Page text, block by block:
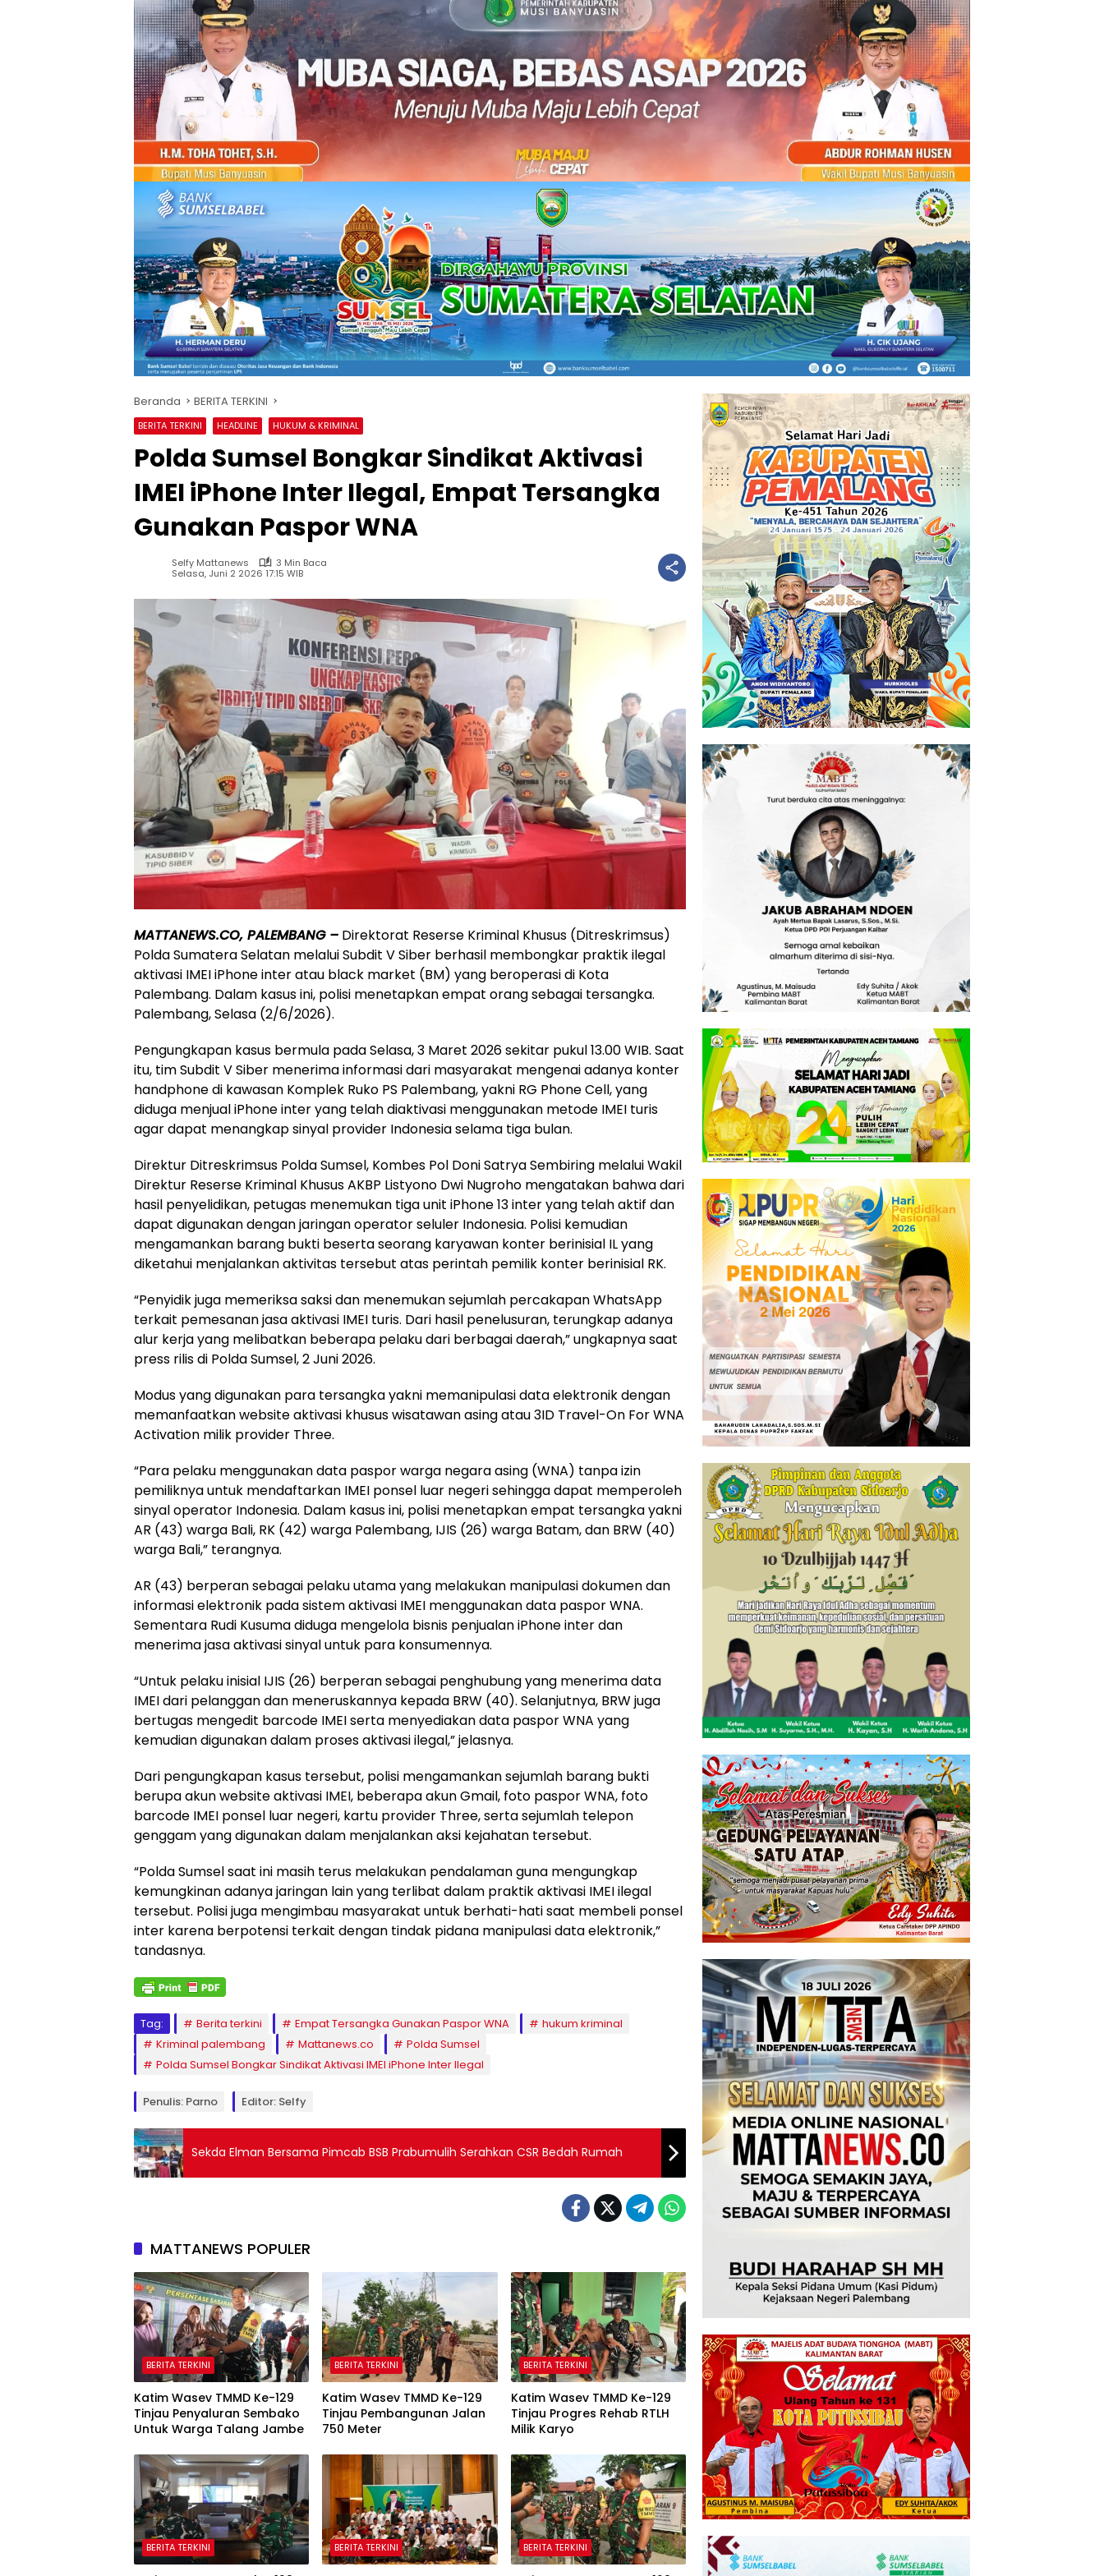
Beranda BERITA TERKINI
BERITA TERKINI HEADLINE HUKUM & KRIMINAL
Polda Sumsel Bongkar Sindikat Aktivasi
IMEI iPhone Inter Ilegal, Empat Tersangka
Gunakan Paspor WNA
Selfy Mattanews
3 Min Baca
Selasa, Juni 2 2026 17:15 WIB
MATTANEWS.CO, PALEMBANG – Direktorat Reserse Kriminal Khusus (Ditreskrimsus)
Polda Sumatera Selatan melalui Subdit V Siber berhasil membongkar praktik ilegal
aktivasi IMEI iPhone inter atau black market (BM) yang beroperasi di Kota
Palembang. Dalam kasus ini, polisi menetapkan empat orang sebagai tersangka.
Palembang, Selasa (2/6/2026).
Pengungkapan kasus bermula pada Selasa, 3 Maret 2026 sekitar pukul 13.00 WIB. Saat
itu, tim Subdit V Siber menerima informasi dari masyarakat mengenai adanya konter
handphone di kawasan Komplek Ruko PS Palembang, yakni RG Phone Cell, yang
diduga menjual iPhone inter yang telah diaktivasi menggunakan metode IMEI turis
agar dapat menangkap sinyal provider Indonesia selama tiga bulan.
Direktur Ditreskrimsus Polda Sumsel, Kombes Pol Doni Satrya Sembiring melalui Wakil
Direktur Reserse Kriminal Khusus AKBP Listyono Dwi Nugroho mengatakan bahwa dari
hasil penyelidikan, petugas menemukan tiga unit iPhone 13 inter yang telah aktif dan
dapat digunakan dengan jaringan operator seluler Indonesia. Polisi kemudian
mengamankan barang bukti beserta seorang karyawan konter berinisial IL yang
diketahui menjalankan aktivitas tersebut atas perintah pemilik konter berinisial RK.
“Penyidik juga memeriksa saksi dan menemukan sejumlah percakapan WhatsApp
terkait pemesanan jasa aktivasi IMEI turis. Dari hasil penelusuran, terungkap adanya
alur kerja yang melibatkan beberapa pelaku dari berbagai daerah,” ungkapnya saat
press rilis di Polda Sumsel, 2 Juni 2026.
Modus yang digunakan para tersangka yakni memanipulasi data elektronik dengan
memanfaatkan website aktivasi khusus wisatawan asing atau 3ID Travel-On For WNA
Activation milik provider Three.
“Para pelaku menggunakan data paspor warga negara asing (WNA) tanpa izin
pemiliknya untuk mendaftarkan IMEI ponsel luar negeri sehingga dapat memperoleh
sinyal operator Indonesia. Dalam kasus ini, polisi menetapkan empat tersangka yakni
AR (43) warga Bali, RK (42) warga Palembang, IJIS (26) warga Batam, dan BRW (40)
warga Bali,” terangnya.
AR (43) berperan sebagai pelaku utama yang melakukan manipulasi dokumen dan
informasi elektronik pada sistem aktivasi IMEI menggunakan data paspor WNA.
Sementara Rudi Kusuma diduga mengelola bisnis penjualan iPhone inter dan
menerima jasa aktivasi sinyal untuk para konsumennya.
“Untuk pelaku inisial IJIS (26) berperan sebagai penghubung yang menerima data
IMEI dari pelanggan dan meneruskannya kepada BRW (40). Selanjutnya, BRW juga
bertugas mengedit barcode IMEI serta menyediakan data paspor WNA yang
kemudian digunakan dalam proses aktivasi ilegal,” jelasnya.
Dari pengungkapan kasus tersebut, polisi mengamankan sejumlah barang bukti
berupa akun website aktivasi IMEI, beberapa akun Gmail, foto paspor WNA, foto
barcode IMEI ponsel luar negeri, kartu provider Three, serta sejumlah telepon
genggam yang digunakan dalam menjalankan aksi kejahatan tersebut.
“Polda Sumsel saat ini masih terus melakukan pendalaman guna mengungkap
kemungkinan adanya jaringan lain yang terlibat dalam praktik aktivasi IMEI ilegal
tersebut. Polisi juga mengimbau masyarakat untuk berhati-hati saat membeli ponsel
inter karena berpotensi terkait dengan tindak pidana manipulasi data elektronik,”
tandasnya.
Tag: Berita terkini Empat Tersangka Gunakan Paspor WNA
hukum kriminal
Kriminal palembang
Mattanews.co
Polda Sumsel
Polda Sumsel Bongkar Sindikat Aktivasi IMEI iPhone Inter Ilegal
Penulis: Parno Editor: Selfy
Sekda Elman Bersama Pimcab BSB Prabumulih Serahkan CSR Bedah Rumah
MATTANEWS POPULER
BERITA TERKINI
Katim Wasev TMMD Ke-129
Tinjau Penyaluran Sembako
Untuk Warga Talang Jambe
BERITA TERKINI
Katim Wasev TMMD Ke-129
Tinjau Pembangunan Jalan
750 Meter
BERITA TERKINI
Katim Wasev TMMD Ke-129
Tinjau Progres Rehab RTLH
Milik Karyo
BERITA TERKINI BERITA TERKINI BERITA TERKINI